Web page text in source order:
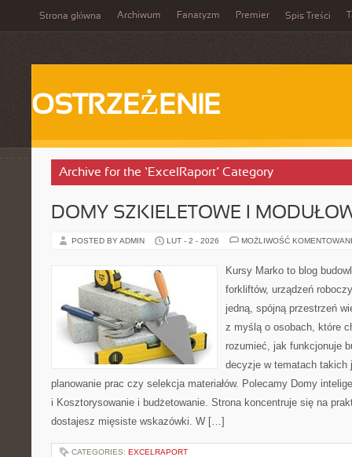
Strona główna Archiwum Fanatyzm Premier Spis Treści
OSTRZEŻENIE
Archive for the ‘ExcelRaport’ Category
DOMY SZKIELETOWE I
POSTED BY ADMIN LUT - 2 - 2026 MOŻLIWOŚĆ
Kursy Marko to blog
forkliftów, urządzeń
jedną, spójną przestrzeń
z myślą o osobach, które
rozumieć, jak funkcjonuje
decyzje w tematach
planowanie prac czy selekcja materiałów. Polecamy Domy
i Kosztorysowanie i budżetowanie. Strona koncentruje się na
dostajesz mięsiste wskazówki. W […]
CATEGORIES: EXCELRAPORT